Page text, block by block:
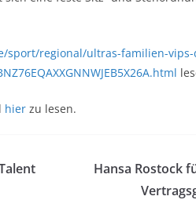
sport/regional/ultras-familien-
hierzu lesen.
Hansa Rostock